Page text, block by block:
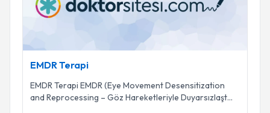
EMDR Terapi
EMDR Terapi EMDR (Eye Movement Desensitization
and Reprocessing – Göz Hareketleriyle Duyarsızlaşt...